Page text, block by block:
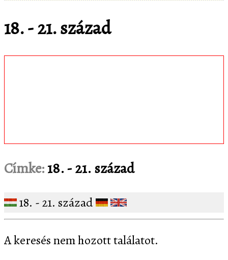
18. - 21. század
Címke:18. - 21. század
18. - 21. század
A keresés nem hozott találatot.